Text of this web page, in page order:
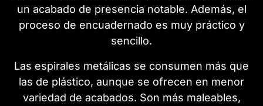
un acabado de presencia notable. Además, el
proceso de encuadernado es muy práctico y
sencillo.
Las espirales metálicas se consumen más que
las de plástico, aunque se ofrecen en menor
variedad de acabados. Son más maleables,